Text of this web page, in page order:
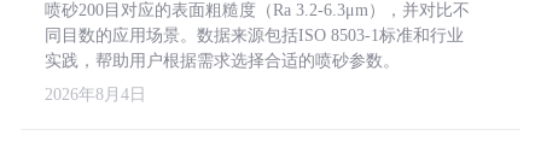
喷砂200目对应的表面粗糙度（Ra 3.2-6.3μm），并对比不
同目数的应用场景。数据来源包括ISO 8503-1标准和行业
实践，帮助用户根据需求选择合适的喷砂参数。
2026年8月4日